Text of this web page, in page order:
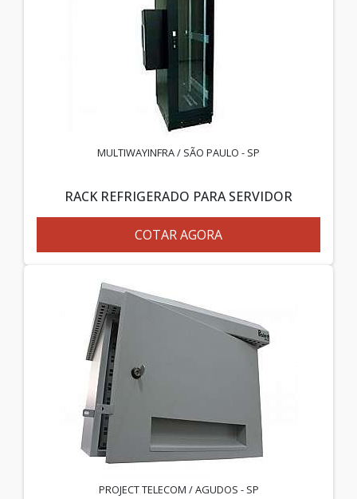
MULTIWAYINFRA / SÃO PAULO - SP
RACK REFRIGERADO PARA SERVIDOR
COTAR AGORA
PROJECT TELECOM / AGUDOS - SP